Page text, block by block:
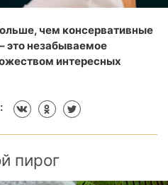
чем консервативные
это незабываемое
интересных
пирог